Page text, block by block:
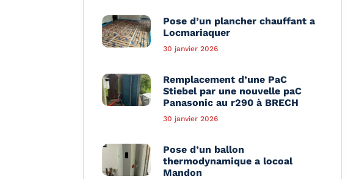
Pose d’un plancher chauffant a
Locmariaquer
30 janvier 2026
Remplacement d’une PaC
Stiebel par une nouvelle paC
Panasonic au r290 à BRECH
30 janvier 2026
Pose d’un ballon
thermodynamique a locoal
Mandon